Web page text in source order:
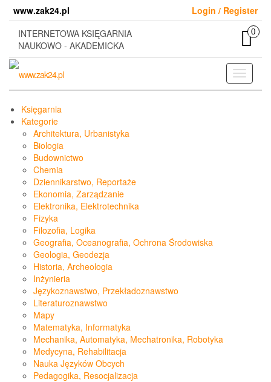
content
www.zak24.pl
Login / Register
INTERNETOWA KSIĘGARNIA
NAUKOWO - AKADEMICKA
0
Toggle
Księgarnia
Kategorie
Architektura, Urbanistyka
Biologia
Budownictwo
Chemia
Dziennikarstwo, Reportaże
Ekonomia, Zarządzanie
Elektronika, Elektrotechnika
Fizyka
Filozofia, Logika
Geografia, Oceanografia, Ochrona Środowiska
Geologia, Geodezja
Historia, Archeologia
Inżynieria
Językoznawstwo, Przekładoznawstwo
Literaturoznawstwo
Mapy
Matematyka, Informatyka
Mechanika, Automatyka, Mechatronika, Robotyka
Medycyna, Rehabilitacja
Nauka Języków Obcych
Pedagogika, Resocjalizacja